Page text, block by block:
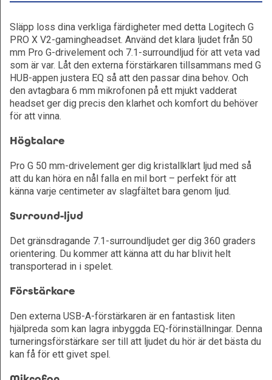
Släpp loss dina verkliga färdigheter med detta Logitech G
PRO X V2-gamingheadset. Använd det klara ljudet från 50
mm Pro G-drivelement och 7.1-surroundljud för att veta vad
som är var. Låt den externa förstärkaren tillsammans med G
HUB-appen justera EQ så att den passar dina behov. Och
den avtagbara 6 mm mikrofonen på ett mjukt vadderat
headset ger dig precis den klarhet och komfort du behöver
för att vinna.
Högtalare
Pro G 50 mm-drivelement ger dig kristallklart ljud med så
att du kan höra en nål falla en mil bort – perfekt för att
känna varje centimeter av slagfältet bara genom ljud.
Surround-ljud
Det gränsdragande 7.1-surroundljudet ger dig 360 graders
orientering. Du kommer att känna att du har blivit helt
transporterad in i spelet.
Förstärkare
Den externa USB-A-förstärkaren är en fantastisk liten
hjälpreda som kan lagra inbyggda EQ-förinställningar. Denna
turneringsförstärkare ser till att ljudet du hör är det bästa du
kan få för ett givet spel.